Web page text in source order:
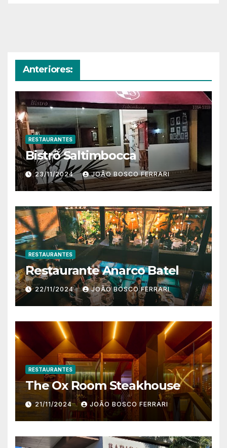
Anteriores:
RESTAURANTES
Bistrô Saltimbocca
23/11/2024 JOÃO BOSCO FERRARI
RESTAURANTES
Restaurante Anarco Batel
22/11/2024 JOÃO BOSCO FERRARI
RESTAURANTES
The Ox Room Steakhouse
21/11/2024 JOÃO BOSCO FERRARI